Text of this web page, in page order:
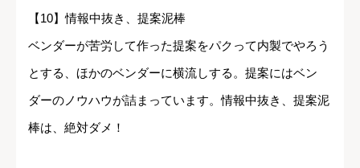
【10】情報中抜き、提案泥棒
ベンダーが苦労して作った提案をパクって内製でやろう
とする、ほかのベンダーに横流しする。提案にはベン
ダーのノウハウが詰まっています。情報中抜き、提案泥
棒は、絶対ダメ！